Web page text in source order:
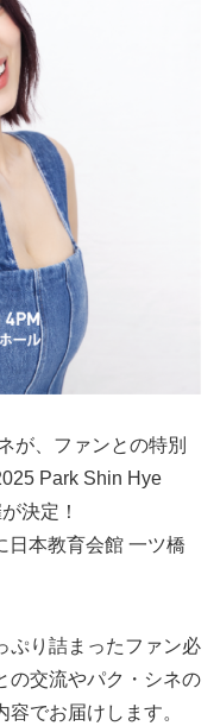
が、ファンとの特別
Park Shin Hye
決定！
日本教育会館 一ツ橋
ぷり詰まったファン必
の交流やパク・シネの
でお届けします。